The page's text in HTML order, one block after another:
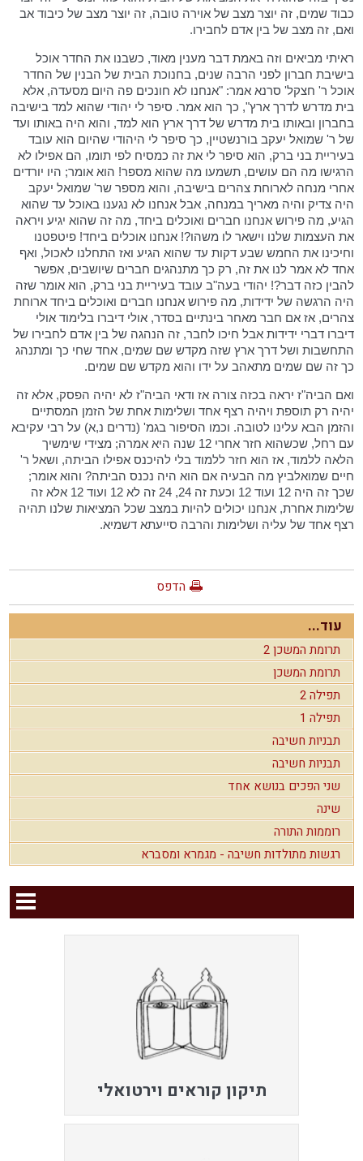
כבוד שמים, זה יוצר מצב של אוירה טובה, זה יוצר מצב של כיבוד אב
ואם, זה מצב של בין אדם לחבירו.
ראיתי מביאים וזה באמת דבר מענין מאוד, כשבנו את החדר אוכל
בישיבת חברון לפני הרבה שנים, בחנוכת הבית של הבנין של החדר
אוכל ר' חצקל' סרנא אמר: "אנחנו לא חונכים פה היום מסעדה, אלא
בית מדרש לדרך ארץ", כך הוא אמר. סיפר לי יהודי שהוא למד בישיבה
בחברון ובאותו בית מדרש של דרך ארץ הוא למד, והוא היה באותו ועד
של ר' שמואל יעקב בורנשטיין, כך סיפר לי היהודי שהיום הוא עובד
בעיריית בני ברק, הוא סיפר לי את זה כמסיח לפי תומו, הם אפילו לא
הרגישו מה הם עושים, תשמעו מה שהוא מספר! הוא אומר; היו יורדים
אחרי מנחה לארוחת צהרים בישיבה, והוא מספר שר' שמואל יעקב
היה צדיק והיה מאריך במנחה, אבל אנחנו לא נגענו באוכל עד שהוא
הגיע, מה פירוש אנחנו חברים ואוכלים ביחד, מה זה שהוא יגיע ויראה
את העצמות שלנו וישאר לו משהו?! אנחנו אוכלים ביחד! פיטפטנו
וחיכינו את החמש שבע דקות עד שהוא הגיע ואז התחלנו לאכול, ואף
אחד לא אמר לנו את זה, רק כך מתנהגים חברים שיושבים, אפשר
להבין כזה דבר?! יהודי בעה"ב עובד בעיריית בני ברק, הוא אומר שזה
היה הרגשה של ידידות, מה פירוש אנחנו חברים ואוכלים ביחד ארוחת
צהרים, אז אם חבר מאחר בינתיים בסדר, אולי דיברו בלימוד אולי
דיברו דברי ידידות אבל חיכו לחבר, זה הנהגה של בין אדם לחבירו של
התחשבות ושל דרך ארץ שזה מקדש שם שמים, אחד שחי כך ומתנהג
כך זה שם שמים מתאהב על ידו והוא מקדש שם שמים.
ואם הביה"ז יראה בכזה צורה אז ודאי הביה"ז לא יהיה הפסק, אלא זה
יהיה רק תוספת ויהיה רצף אחד ושלימות אחת של הזמן המסתיים
והזמן הבא עלינו לטובה. וכמו הסיפור בגמ' (נדרים נ,א) על רבי עקיבא
עם רחל, שכשהוא חזר אחרי 12 שנה היא אמרה; מצידי שימשיך
הלאה ללמוד, אז הוא חזר ללמוד בלי להיכנס אפילו הביתה, ושאל ר'
חיים שמואלביץ מה הבעיה אם הוא היה נכנס הביתה? והוא אומר;
שכך זה היה 12 ועוד 12 וכעת זה 24, 24 זה לא 12 ועוד 12 אלא זה
שלימות אחרת, אנחנו יכולים להיות במצב שכל המציאות שלנו תהיה
רצף אחד של עליה ושלימות והרבה סייעתא דשמיא.
הדפס
עוד...
תרומת המשכן 2
תרומת המשכן
תפילה 2
תפילה 1
תבניות חשיבה
תבניות חשיבה
שני הפכים בנושא אחד
שינה
רוממות התורה
רגשות מתולדות חשיבה - מגמרא ומסברא
תיקון קוראים וירטואלי